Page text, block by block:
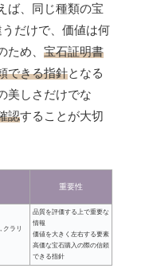
ば、同じ種類の宝
だけで、価値は何
め、 宝石証明書
できる指針となる
美しさだけでな
認することが大切
重要性
ラリ
品質を評価する上で重要な
情報
価値を大きく左右する要素
高価な宝石購入の際の信頼
できる指針